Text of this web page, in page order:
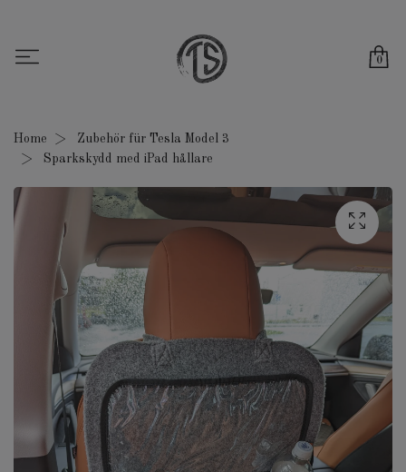
0
Home
Zubehör für Tesla Model 3
Sparkskydd med iPad hållare